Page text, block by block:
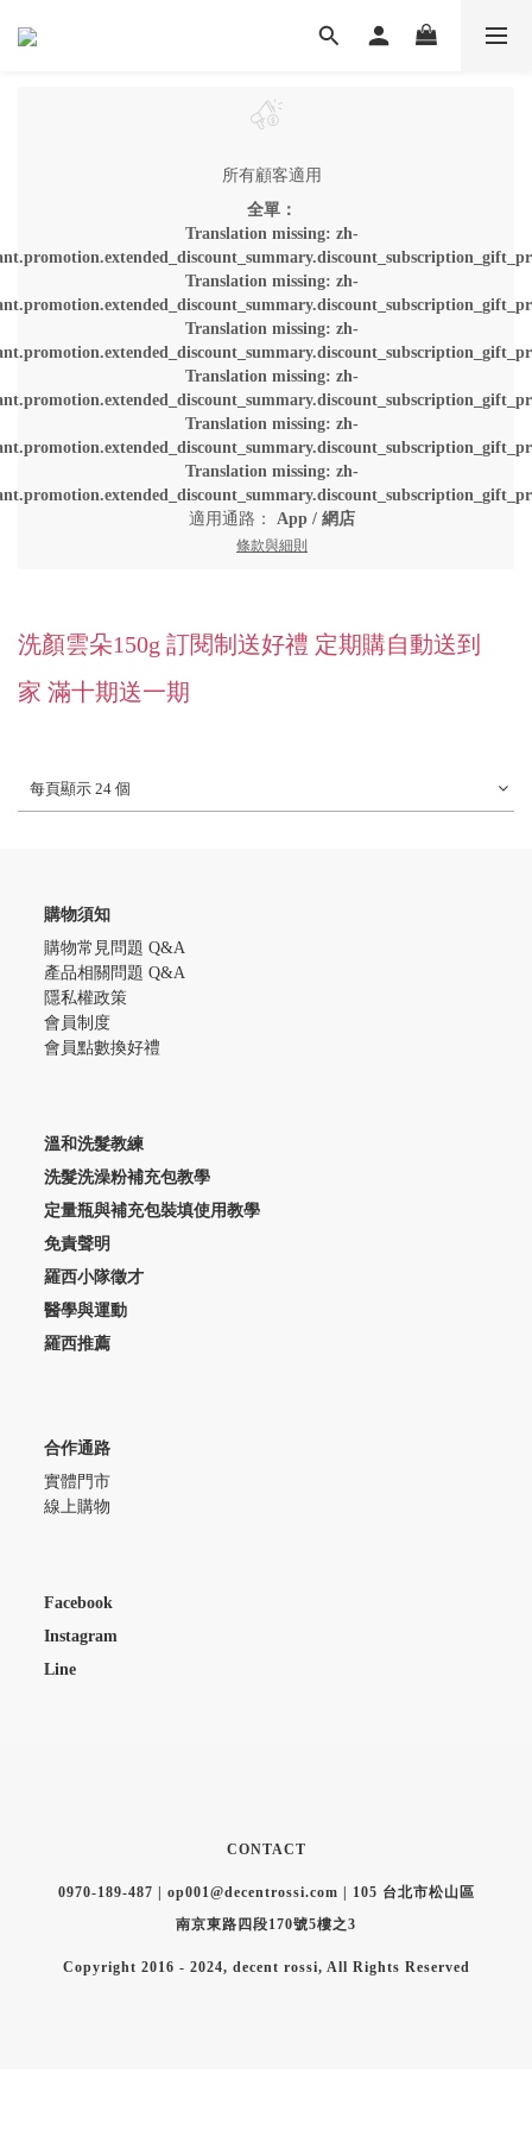
所有顧客適用
全單：
Translation missing: zh-
Translation missing: zh-
Translation missing: zh-
Translation missing: zh-
Translation missing: zh-
Translation missing: zh-
適用通路： App / 網店
條款與細則
洗顏雲朵150g 訂閱制送好禮 定期購自動送到
家 滿十期送一期
每頁顯示 24 個
購物須知
購物常見問題 Q&A
產品相關問題 Q&A
隱私權政策
會員制度
會員點數換好禮
溫和洗髮教練
洗髮洗澡粉補充包教學
定量瓶與補充包裝填使用教學
免責聲明
羅西小隊徵才
醫學與運動
羅西推薦
合作通路
實體門市
線上購物
Facebook
Instagram
Line
CONTACT
0970-189-487 | op001@decentrossi.com | 105 台北市松山區
南京東路四段170號5樓之3
Copyright 2016 - 2024, decent rossi, All Rights Reserved